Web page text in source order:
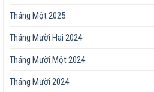
Tháng Một 2025
Tháng Mười Hai 2024
Tháng Mười Một 2024
Tháng Mười 2024